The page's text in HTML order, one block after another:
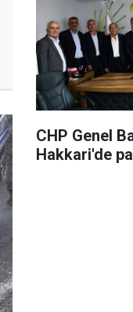
CHP Genel
Hakkari'de